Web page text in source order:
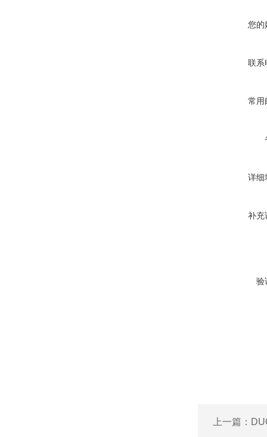
您的
联系
常用
详细
补充
验
上一篇：